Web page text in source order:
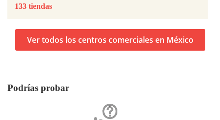
133 tiendas
Ver todos los centros comerciales en México
Podrías probar